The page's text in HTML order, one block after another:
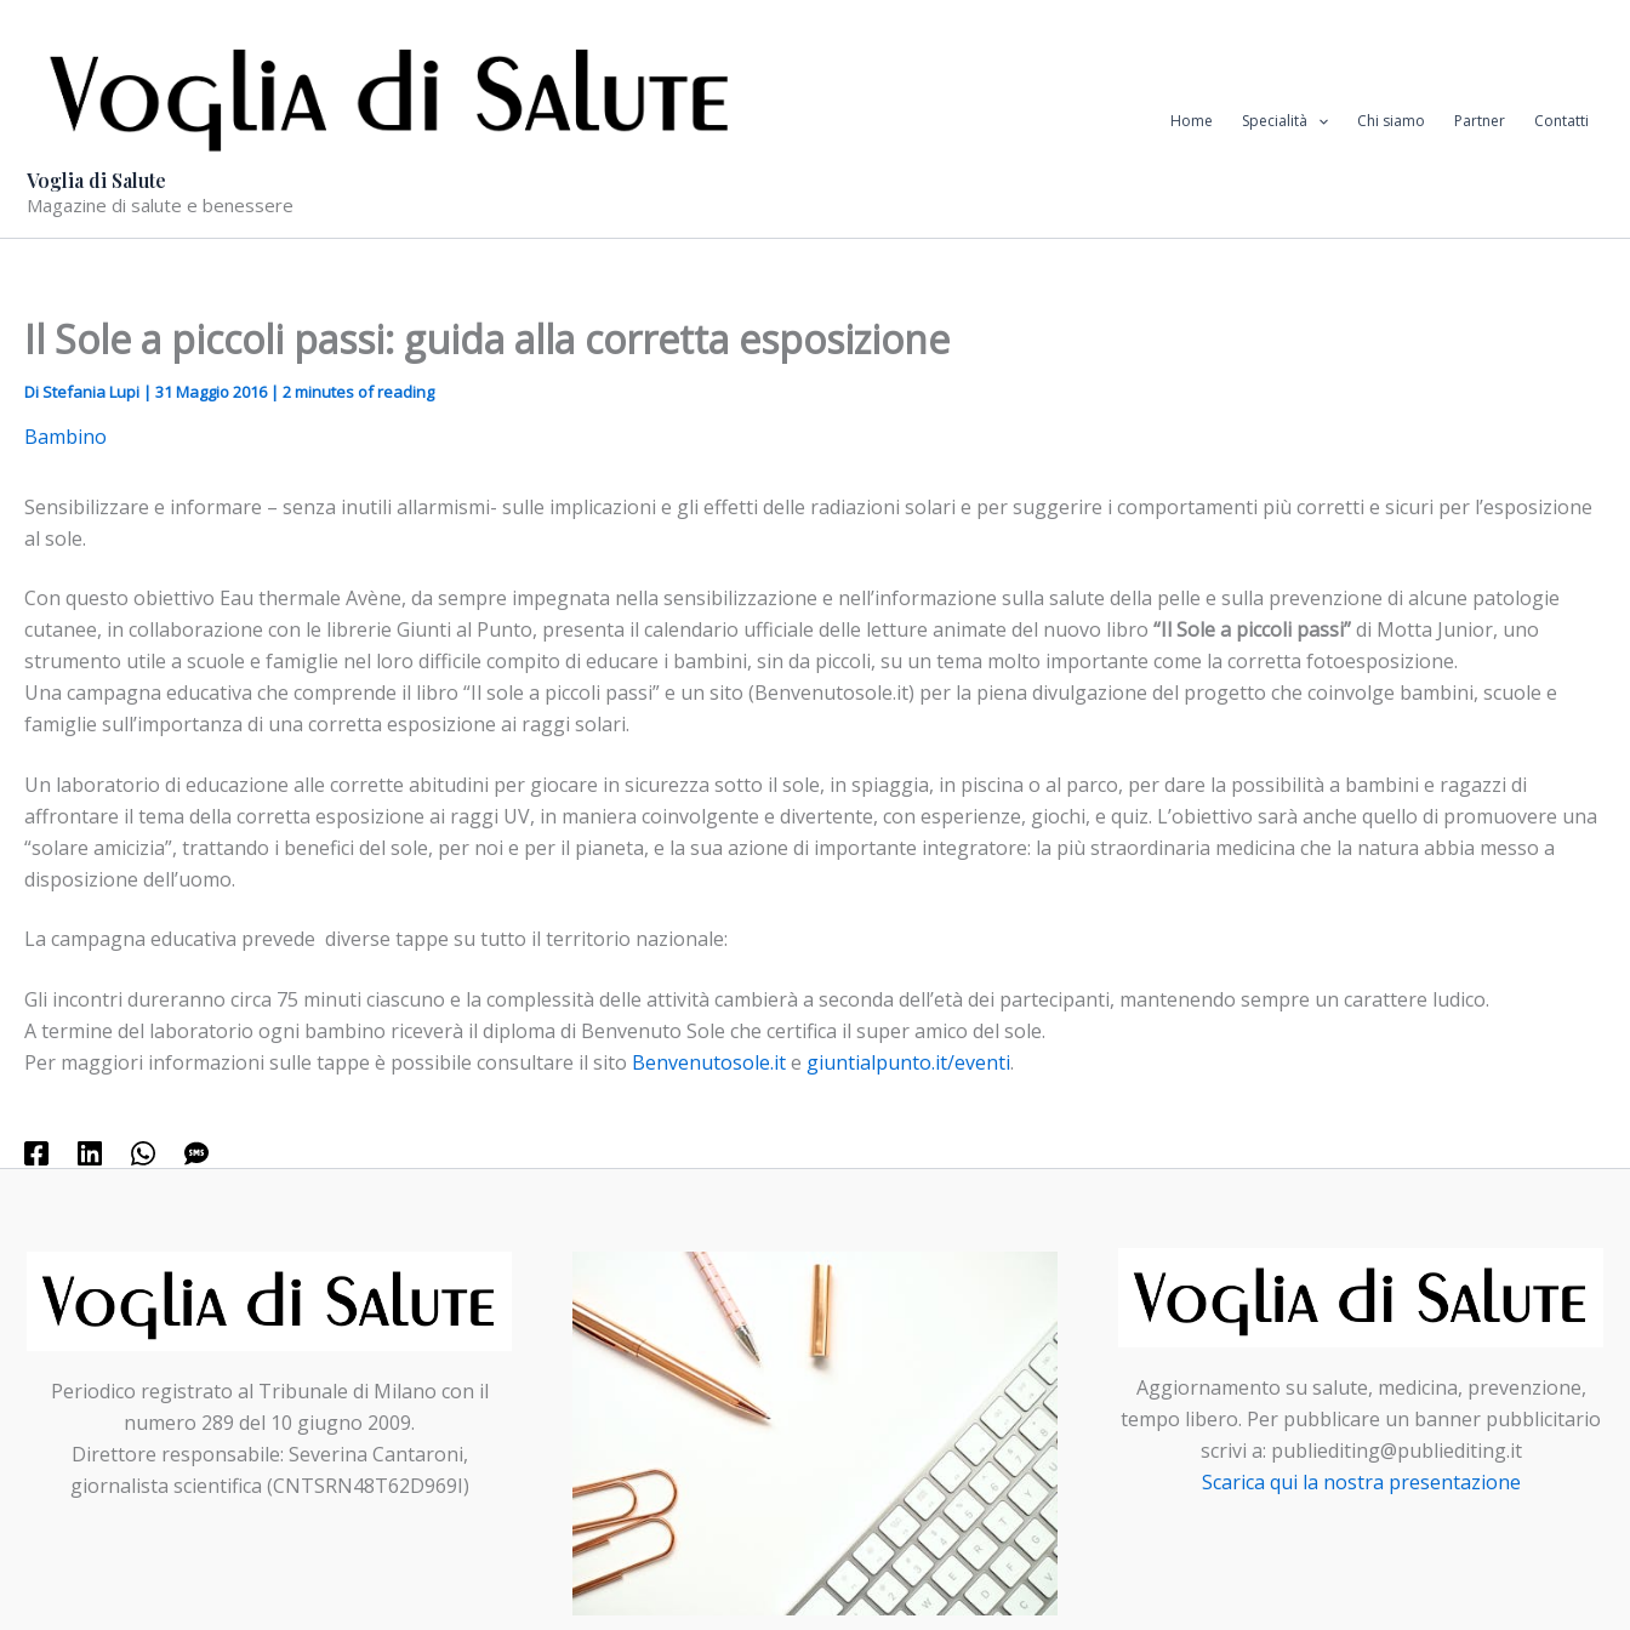
contenuto
Voglia di Salute
Magazine di salute e benessere
Home Specialità Chi siamo Partner Contatti
Il Sole a piccoli passi: guida alla corretta esposizione
DiStefania Lupi | 31 Maggio 2016 | 2 minutes of reading
Bambino
Sensibilizzare e informare – senza inutili allarmismi- sulle implicazioni e gli effetti delle radiazioni solari e per suggerire i comportamenti più corretti e sicuri per l’esposizione
al sole.
Con questo obiettivo Eau thermale Avène, da sempre impegnata nella sensibilizzazione e nell’informazione sulla salute della pelle e sulla prevenzione di alcune patologie
cutanee, in collaborazione con le librerie Giunti al Punto, presenta il calendario ufficiale delle letture animate del nuovo libro “Il Sole a piccoli passi”di Motta Junior, uno
strumento utile a scuole e famiglie nel loro difficile compito di educare i bambini, sin da piccoli, su un tema molto importante come la corretta fotoesposizione.
Una campagna educativa che comprende il libro “Il sole a piccoli passi” e un sito (Benvenutosole.it) per la piena divulgazione del progetto che coinvolge bambini, scuole e
famiglie sull’importanza di una corretta esposizione ai raggi solari.
Un laboratorio di educazione alle corrette abitudini per giocare in sicurezza sotto il sole, in spiaggia, in piscina o al parco, per dare la possibilità a bambini e ragazzi di
affrontare il tema della corretta esposizione ai raggi UV, in maniera coinvolgente e divertente, con esperienze, giochi, e quiz. L’obiettivo sarà anche quello di promuovere una
“solare amicizia”, trattando i benefici del sole, per noi e per il pianeta, e la sua azione di importante integratore: la più straordinaria medicina che la natura abbia messo a
disposizione dell’uomo.
La campagna educativa prevede diverse tappe su tutto il territorio nazionale:
Gli incontri dureranno circa 75 minuti ciascuno e la complessità delle attività cambierà a seconda dell’età dei partecipanti, mantenendo sempre un carattere ludico.
A termine del laboratorio ogni bambino riceverà il diploma di Benvenuto Sole che certifica il super amico del sole.
Per maggiori informazioni sulle tappe è possibile consultare il sito Benvenutosole.ite giuntialpunto.it/eventi.
Periodico registrato al Tribunale di Milano con il
numero 289 del 10 giugno 2009.
Direttore responsabile: Severina Cantaroni,
giornalista scientifica (CNTSRN48T62D969I)
Aggiornamento su salute, medicina, prevenzione,
tempo libero. Per pubblicare un banner pubblicitario
scrivi a: publiediting@publiediting.it
Scarica qui la nostra presentazione